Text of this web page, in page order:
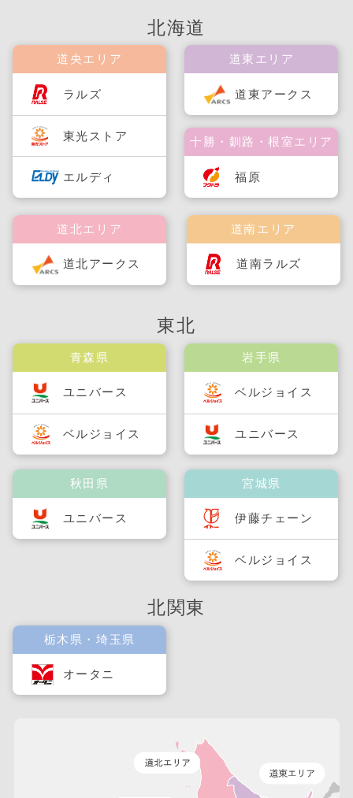
北海道
道央エリア
ラルズ
東光ストア
エルディ
道南エリア
道南ラルズ
道北エリア
道北アークス
道東エリア
道東アークス
十勝・釧路・根室エリア
福原
東北
青森県
ユニバース
ベルジョイス
秋田県
ユニバース
岩手県
ベルジョイス
ユニバース
宮城県
伊藤チェーン
ベルジョイス
北関東
栃木県・埼玉県
オータニ